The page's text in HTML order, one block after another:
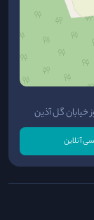
خیابان گل آذین
آنلاین